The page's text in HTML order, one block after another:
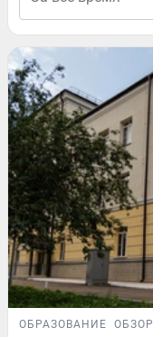
ОБРАЗОВАНИЕ ОБЗОР